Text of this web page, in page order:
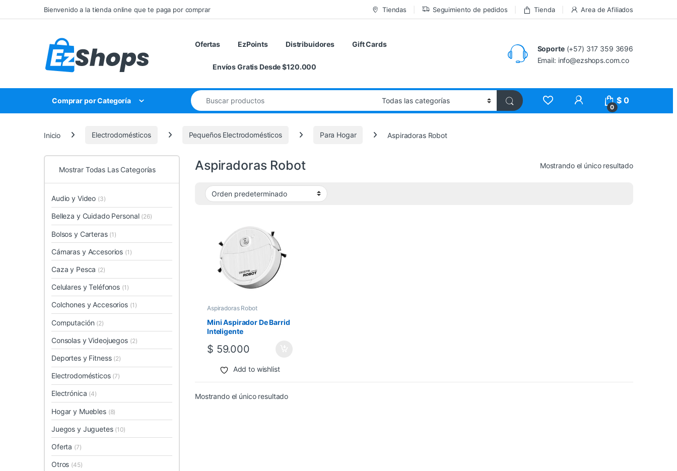
Saltar a la navegación
Saltar al contenidoBienvenido a la tienda online que te paga por comprar Tiendas Seguimiento de pedidos Tienda Area de Afiliados
Ofertas EzPoints Distribuidores Gift Cards
Envíos Gratis Desde $120.000
Soporte(+57) 317 359 3696
Email: info@ezshops.com.co
Comprar por Categoría
Búsqueda de:
0
$ 0
Inicio Electrodomésticos Pequeños Electrodomésticos Para Hogar Aspiradoras Robot
Aspiradoras Robot Mostrando el único resultado
Aspiradoras Robot
Mini Aspirador De Barrid
Inteligente
$ 59.000
Add to wishlist
Mostrando el único resultado
Mostrar Todas Las Categorías
Audio y Video (3)
Belleza y Cuidado Personal (26)
Bolsos y Carteras (1)
Cámaras y Accesorios (1)
Caza y Pesca (2)
Celulares y Teléfonos (1)
Colchones y Accesorios (1)
Computación (2)
Consolas y Videojuegos (2)
Deportes y Fitness (2)
Electrodomésticos (7)
Electrónica (4)
Hogar y Muebles (8)
Juegos y Juguetes (10)
Oferta (7)
Otros (45)